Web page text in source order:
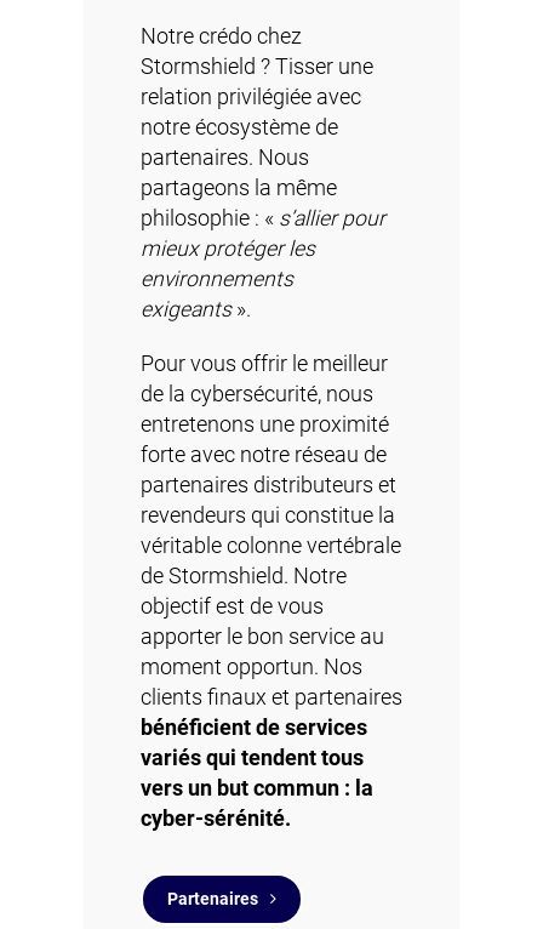
Notre crédo chez
Stormshield ? Tisser une
relation privilégiée avec
notre écosystème de
partenaires. Nous
partageons la même
philosophie : « s’allier pour
mieux protéger les
environnements
exigeants».
Pour vous offrir le meilleur
de la cybersécurité, nous
entretenons une proximité
forte avec notre réseau de
partenaires distributeurs et
revendeurs qui constitue la
véritable colonne vertébrale
de Stormshield. Notre
objectif est de vous
apporter le bon service au
moment opportun. Nos
clients finaux et partenaires
bénéficient de services
variés qui tendent tous
vers un but commun : la
cyber-sérénité.
Partenaires